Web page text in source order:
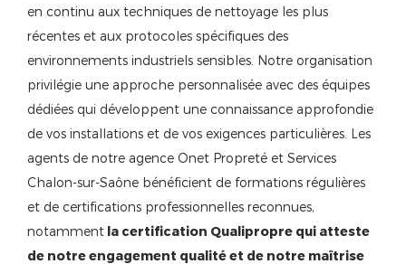
en continu aux techniques de nettoyage les plus
récentes et aux protocoles spécifiques des
environnements industriels sensibles. Notre organisation
privilégie une approche personnalisée avec des équipes
dédiées qui développent une connaissance approfondie
de vos installations et de vos exigences particulières. Les
agents de notre agence Onet Propreté et Services
Chalon-sur-Saône bénéficient de formations régulières
et de certifications professionnelles reconnues,
notamment la certification Qualipropre qui atteste
de notre engagement qualité et de notre maîtrise